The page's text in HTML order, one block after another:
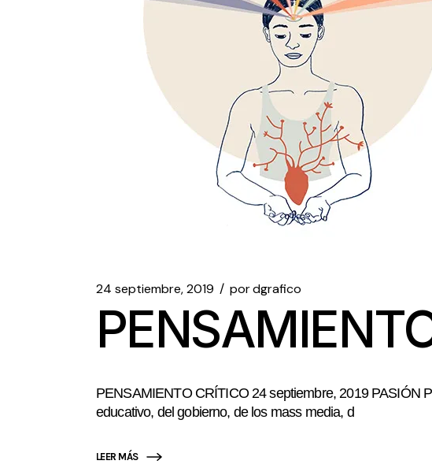
24 septiembre, 2019 pordgrafico
PENSAMIENTO CRÍTICO 24 septiembre, 2019 PASIÓN
educativo, del gobierno, de los mass media, d
LEER MÁS